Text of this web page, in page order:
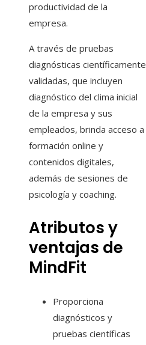
productividad de la
empresa.
A través de pruebas
diagnósticas científicamente
validadas, que incluyen
diagnóstico del clima inicial
de la empresa y sus
empleados, brinda acceso a
formación online y
contenidos digitales,
además de sesiones de
psicología y coaching.
Atributos y
ventajas de
MindFit
Proporciona
diagnósticos y
pruebas científicas